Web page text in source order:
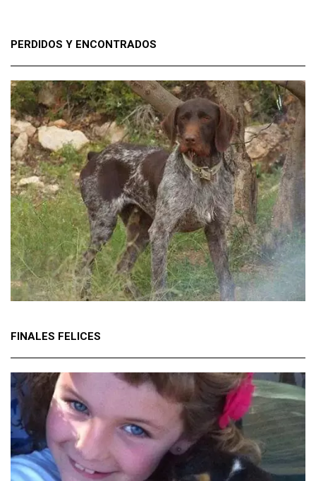
PERDIDOS Y ENCONTRADOS
FINALES FELICES